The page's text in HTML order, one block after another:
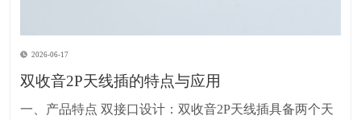
2026-06-17
双收音2P天线插的特点与应用
一、产品特点 双接口设计：双收音2P天线插具备两个天